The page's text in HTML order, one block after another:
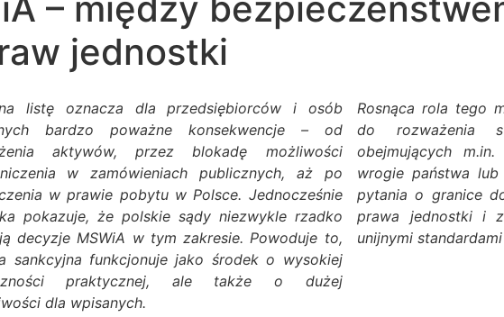
jednostki
listę oznacza dla przedsiębiorców i osób
bardzo poważne konsekwencje – od
aktywów, przez blokadę możliwości
w zamówieniach publicznych, aż po
w prawie pobytu w Polsce. Jednocześnie
pokazuje, że polskie sądy niezwykle rzadko
decyzje MSWiA w tym zakresie. Powoduje to,
sankcyjna funkcjonuje jako środek o wysokiej
praktycznej, ale także o dużej
dla wpisanych.
Rosnąca rola tego
do rozważenia
obejmujących
wrogie państwa
pytania o granice
prawa jednostki i
unijnymi